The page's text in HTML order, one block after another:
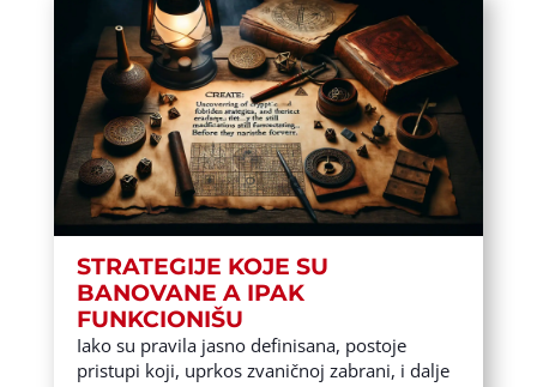
STRATEGIJE KOJE SU
BANOVANE A IPAK
FUNKCIONIŠU
Iako su pravila jasno definisana, postoje
pristupi koji, uprkos zvaničnoj zabrani, i dalje